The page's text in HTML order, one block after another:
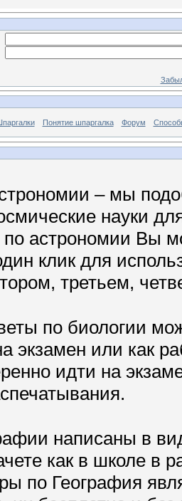
Шпаргалки Понятие шпаргалка Форум
– мы
науки
по астрономии Вы
клик для
третьем,
по биологии
экзамен или как
идти на
написаны в
как в школе в
по География